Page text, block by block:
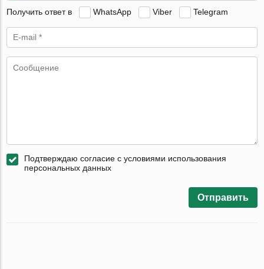
Получить ответ в WhatsApp Viber Telegram
Подтверждаю согласие с условиями использования
персональных данных
Отправить